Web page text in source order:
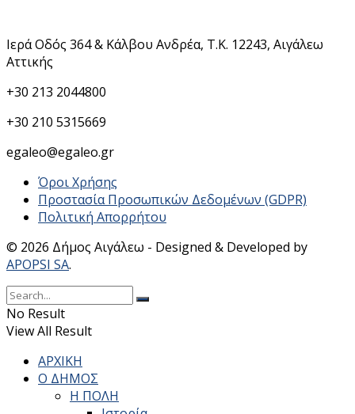
Ιερά Οδός 364 & Κάλβου Ανδρέα, Τ.Κ. 12243, Αιγάλεω
Αττικής
+30 213 2044800
+30 210 5315669
egaleo@egaleo.gr
Όροι Χρήσης
Προστασία Προσωπικών Δεδομένων (GDPR)
Πολιτική Απορρήτου
© 2026 Δήμος Αιγάλεω - Designed & Developed by
APOPSI SA.
No Result
View All Result
ΑΡΧΙΚΗ
Ο ΔΗΜΟΣ
Η ΠΟΛΗ